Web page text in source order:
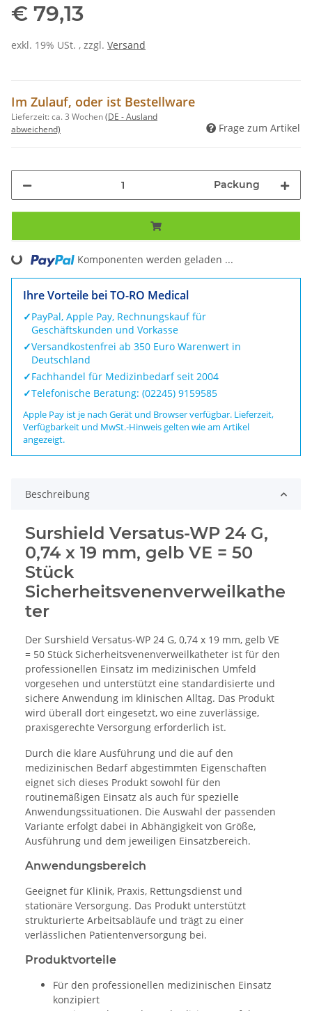
€ 79,13
exkl. 19% USt. , zzgl. Versand
Im Zulauf, oder ist Bestellware
Lieferzeit:ca. 3 Wochen(DE - Ausland
abweichend)
Frage zum Artikel
Packung
Loading... Komponenten werden geladen ...
Ihre Vorteile bei TO-RO Medical
✓PayPal, Apple Pay, Rechnungskauf für
Geschäftskunden und Vorkasse
✓Versandkostenfrei ab 350 Euro Warenwert in
Deutschland
✓Fachhandel für Medizinbedarf seit 2004
✓Telefonische Beratung: (02245) 9159585
Apple Pay ist je nach Gerät und Browser verfügbar. Lieferzeit,
Verfügbarkeit und MwSt.-Hinweis gelten wie am Artikel
angezeigt.
Beschreibung
Surshield Versatus-WP 24 G,
0,74 x 19 mm, gelb VE = 50
Stück
Sicherheitsvenenverweilkathe
ter
Der Surshield Versatus-WP 24 G, 0,74 x 19 mm, gelb VE
= 50 Stück Sicherheitsvenenverweilkatheter ist für den
professionellen Einsatz im medizinischen Umfeld
vorgesehen und unterstützt eine standardisierte und
sichere Anwendung im klinischen Alltag. Das Produkt
wird überall dort eingesetzt, wo eine zuverlässige,
praxisgerechte Versorgung erforderlich ist.
Durch die klare Ausführung und die auf den
medizinischen Bedarf abgestimmten Eigenschaften
eignet sich dieses Produkt sowohl für den
routinemäßigen Einsatz als auch für spezielle
Anwendungssituationen. Die Auswahl der passenden
Variante erfolgt dabei in Abhängigkeit von Größe,
Ausführung und dem jeweiligen Einsatzbereich.
Anwendungsbereich
Geeignet für Klinik, Praxis, Rettungsdienst und
stationäre Versorgung. Das Produkt unterstützt
strukturierte Arbeitsabläufe und trägt zu einer
verlässlichen Patientenversorgung bei.
Produktvorteile
Für den professionellen medizinischen Einsatz
konzipiert